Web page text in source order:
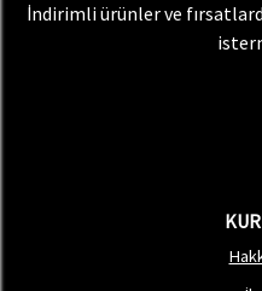
İndirimli ürünler ve